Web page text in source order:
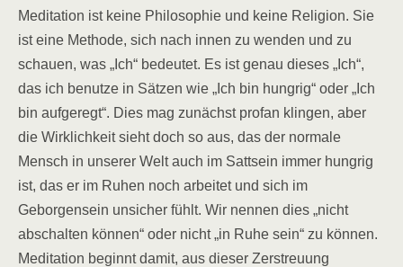
Meditation ist keine Philosophie und keine Religion. Sie
ist eine Methode, sich nach innen zu wenden und zu
schauen, was „Ich“ bedeutet. Es ist genau dieses „Ich“,
das ich benutze in Sätzen wie „Ich bin hungrig“ oder „Ich
bin aufgeregt“. Dies mag zunächst profan klingen, aber
die Wirklichkeit sieht doch so aus, das der normale
Mensch in unserer Welt auch im Sattsein immer hungrig
ist, das er im Ruhen noch arbeitet und sich im
Geborgensein unsicher fühlt. Wir nennen dies „nicht
abschalten können“ oder nicht „in Ruhe sein“ zu können.
Meditation beginnt damit, aus dieser Zerstreuung